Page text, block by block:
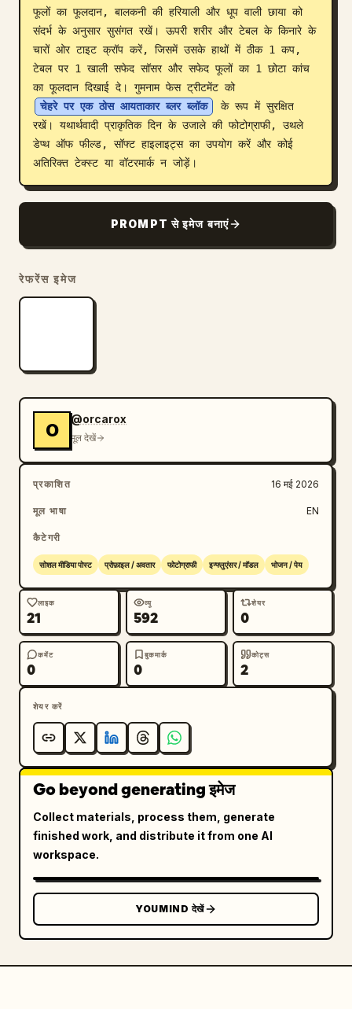
फूलों का फूलदान, बालकनी की हरियाली और धूप वाली छाया को
संदर्भ के अनुसार सुसंगत रखें। ऊपरी शरीर और टेबल के किनारे के
चारों ओर टाइट क्रॉप करें, जिसमें उसके हाथों में ठीक 1 कप,
टेबल पर 1 खाली सफेद सॉसर और सफेद फूलों का 1 छोटा कांच
का फूलदान दिखाई दे। गुमनाम फेस ट्रीटमेंट को
चेहरे पर एक ठोस आयताकार ब्लर ब्लॉक
के रूप में सुरक्षित
रखें। यथार्थवादी प्राकृतिक दिन के उजाले की फोटोग्राफी, उथले
डेप्थ ऑफ फील्ड, सॉफ्ट हाइलाइट्स का उपयोग करें और कोई
अतिरिक्त टेक्स्ट या वॉटरमार्क न जोड़ें।
PROMPT से इमेज बनाएं
रेफरेंस इमेज
O
@orcarox
मूल देखें
प्रकाशित 16 मई 2026
मूल भाषा EN
कैटेगरी
सोशल मीडिया पोस्ट प्रोफ़ाइल / अवतार फोटोग्राफी इन्फ्लुएंसर / मॉडल भोजन / पेय
लाइक
21
व्यू
592
शेयर
0
कमेंट
0
बुकमार्क
0
कोट्स
2
शेयर करें
Go beyond generating इमेज
Collect materials, process them, generate
finished work, and distribute it from one AI
workspace.
YOUMIND देखें